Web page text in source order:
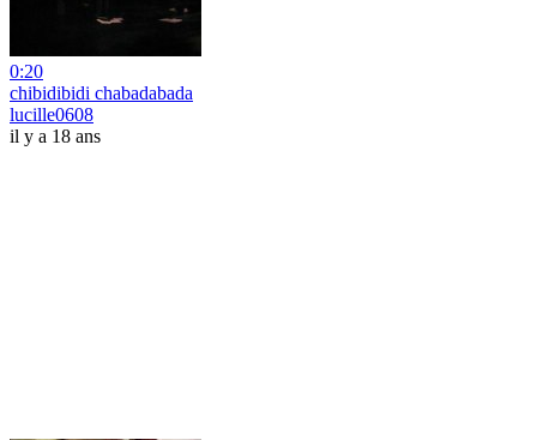
0:20
chibidibidi chabadabada
lucille0608
il y a 18 ans